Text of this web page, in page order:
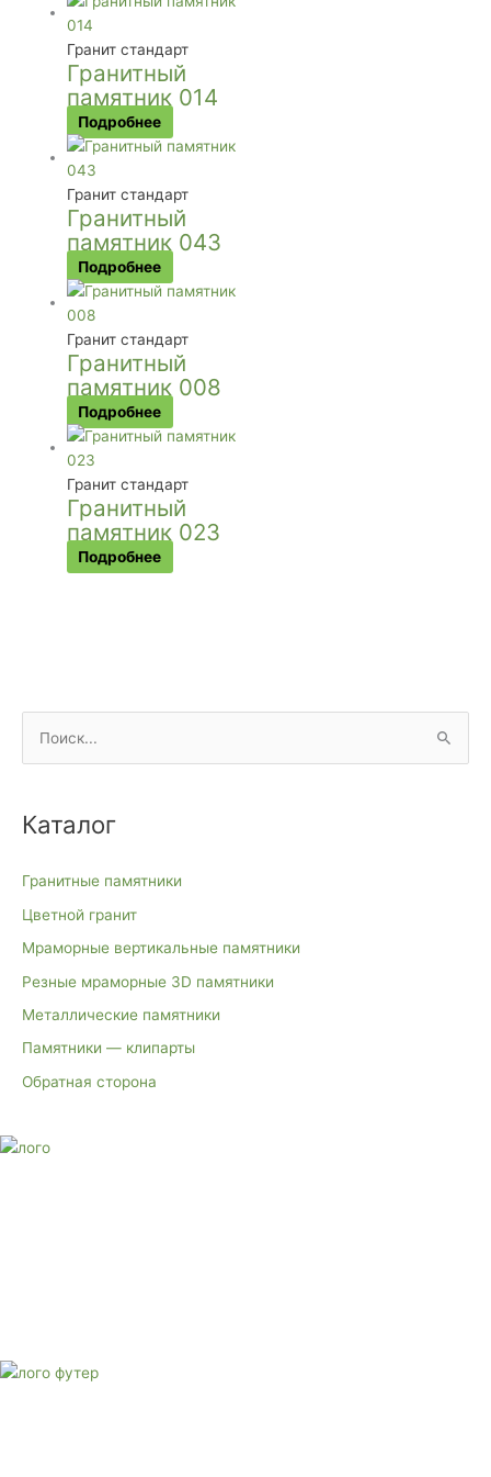
с
:
Каталог
Гранитные памятники
Цветной гранит
Мраморные вертикальные памятники
Резные мраморные 3D памятники
Металлические памятники
Памятники — клипарты
Обратная сторона
Гранит стандарт
Гранитный
памятник 014
Подробнее
Гранит стандарт
Гранитный
памятник 043
Подробнее
Гранит стандарт
Гранитный
памятник 008
Подробнее
Гранит стандарт
Гранитный
памятник 023
Подробнее